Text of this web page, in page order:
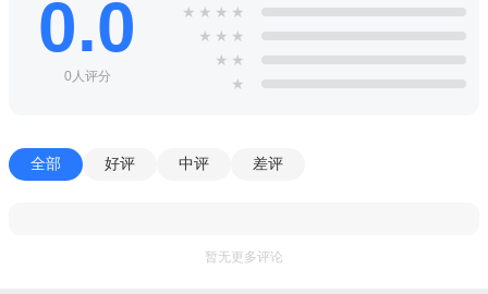
命”的设定放大了每一次决策的后果，让每一步都充满紧张感。
0.0
0人评分
★ ★ ★ ★
★ ★ ★
★ ★
★
全部 好评 中评 差评
暂无更多评论